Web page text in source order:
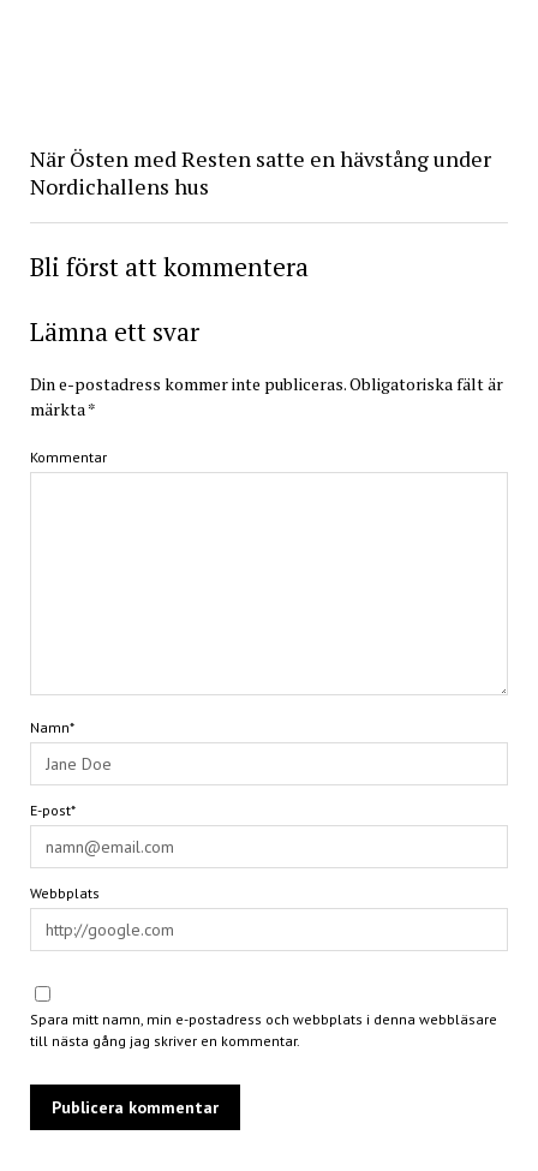
När Östen med Resten satte en hävstång under
Nordichallens hus
Bli först att kommentera
Lämna ett svar
Din e-postadress kommer inte publiceras.Obligatoriska fält är
märkta *
Kommentar
Namn*
E-post*
Webbplats
Spara mitt namn, min e-postadress och webbplats i denna webbläsare
till nästa gång jag skriver en kommentar.